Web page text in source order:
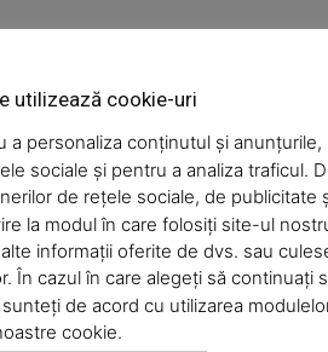
Company
About
Contact us
Subscription Plans
My account
Economic Eveniment
pentru „Vacanţe Muzicale
Neamţ“
iunie 4, 2026
utilizează cookie-uri
a personaliza conținutul și anunțurile,
sociale și pentru a analiza traficul.
de rețele sociale, de publicitate
la modul în care folosiți site-ul
informații oferite de dvs. sau
În cazul în care alegeți să continuați
de acord cu utilizarea
cookie.